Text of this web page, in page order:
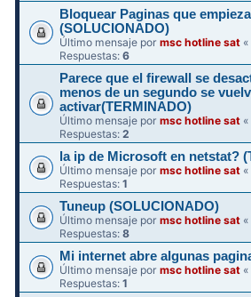
Bloquear Paginas que
(SOLUCIONADO)
Último mensaje pormsc hotline sat
Respuestas:6
Parece que el firewall se
menos de un segundo se
activar(TERMINADO)
Último mensaje pormsc hotline sat
Respuestas:2
la ip de Microsoft en netstat?
Último mensaje pormsc hotline sat
Respuestas:1
Tuneup (SOLUCIONADO)
Último mensaje pormsc hotline sat
Respuestas:8
Mi internet abre algunas
Último mensaje pormsc hotline sat
Respuestas:1